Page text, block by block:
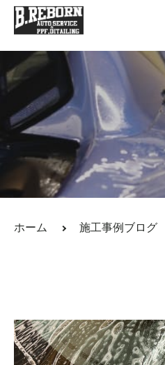
施工事例
ホーム 施工事例ブログ